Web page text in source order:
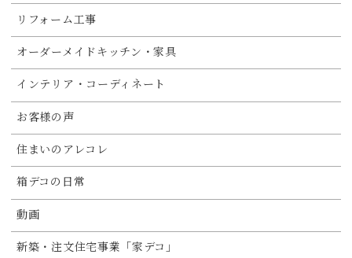
リフォーム工事
オーダーメイドキッチン・家具
インテリア・コーディネート
お客様の声
住まいのアレコレ
箱デコの日常
動画
新築・注文住宅事業「家デコ」